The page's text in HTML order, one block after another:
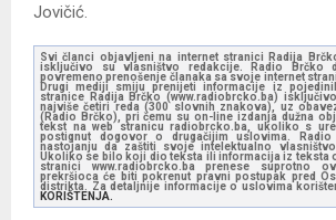
Jovičić.
Svi članci objavljeni na internet stranici Radija
isključivo su vlasništvo redakcije. Radio Brčko
povremeno prenošenje članaka sa svoje internet
Drugi mediji smiju prenijeti informacije iz
stranice Radija Brčko (www.radiobrcko.ba)
najviše četiri reda (300 slovnih znakova), uz
(Radio Brčko), pri čemu su on-line izdanja dužna
tekst na web stranicu radiobrcko.ba, ukoliko s
postignut dogovor o drugačijim uslovima.
nastojanju da zaštiti svoje intelektualno
Ukoliko se bilo koji dio teksta ili informacija iz teksta
stranici www.radiobrcko.ba prenese suprotno
prekršioca će biti pokrenut pravni postupak pred
distrikta. Za detaljnije informacije o uslovima
KORIŠTENJA.